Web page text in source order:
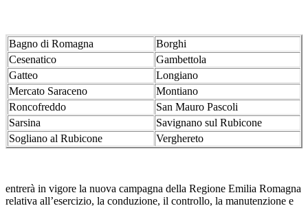
Bagno di Romagna
Borghi
Cesenatico
Gambettola
Gatteo
Longiano
Mercato Saraceno
Montiano
Roncofreddo
San Mauro Pascoli
Sarsina
Savignano sul Rubicone
Sogliano al Rubicone
Verghereto
entrerà in vigore la nuova campagna della Regione Emilia Romagna
relativa all’esercizio, la conduzione, il controllo, la manutenzione e